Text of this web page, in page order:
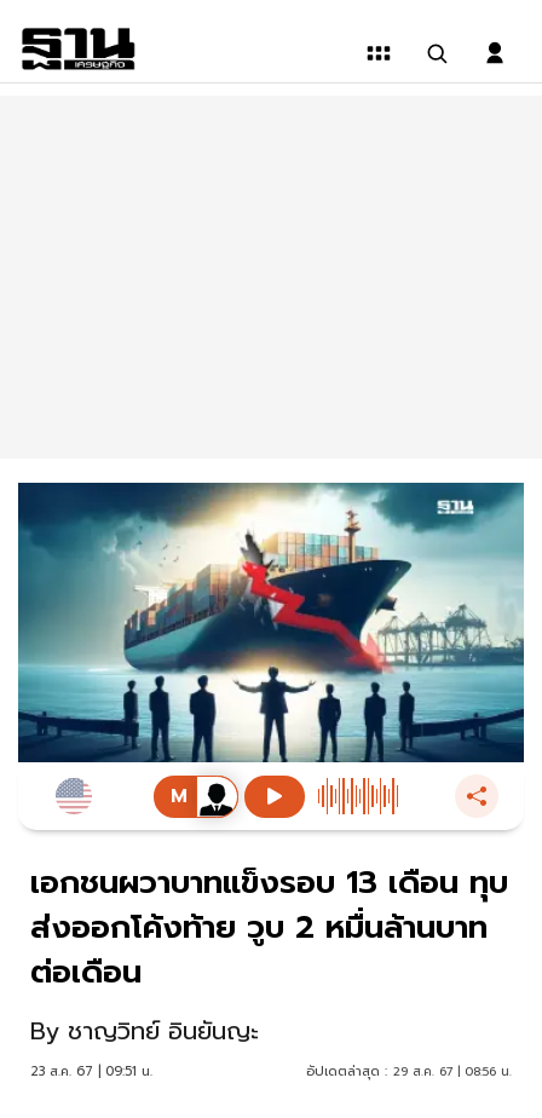
เอกชนผวาบาทแข็งรอบ 13 เดือน ทุบ
ส่งออกโค้งท้าย วูบ 2 หมื่นล้านบาท
ต่อเดือน
By ชาญวิทย์ อินยันญะ
23 ส.ค. 67 | 09:51 น. อัปเดตล่าสุด : 29 ส.ค. 67 | 08:56 น.